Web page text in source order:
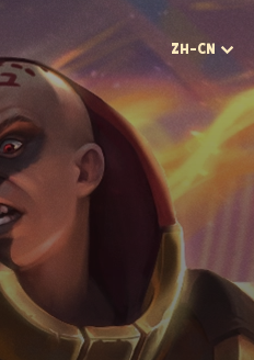
ZH-CN